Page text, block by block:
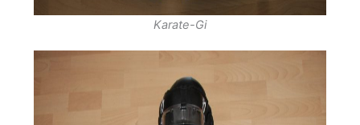
Karate-Gi